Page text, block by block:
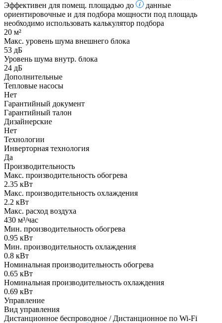
Эффективен для помещ. площадью до
данные
ориентировочные и для подбора мощности под площадь
необходимо использовать калькулятор подбора
20 м²
Макс. уровень шума внешнего блока
53 дБ
Уровень шума внутр. блока
24 дБ
Дополнительные
Тепловые насосы
Нет
Гарантийный документ
Гарантийный талон
Дизайнерские
Нет
Технологии
Инверторная технология
Да
Производительность
Макс. производительность обогрева
2.35 кВт
Макс. производительность охлаждения
2.2 кВт
Макс. расход воздуха
430 м³/час
Мин. производительность обогрева
0.95 кВт
Мин. производительность охлаждения
0.8 кВт
Номинальная производительность обогрева
0.65 кВт
Номинальная производительность охлаждения
0.69 кВт
Управление
Вид управления
Дистанционное беспроводное / Дистанционное по Wi-Fi